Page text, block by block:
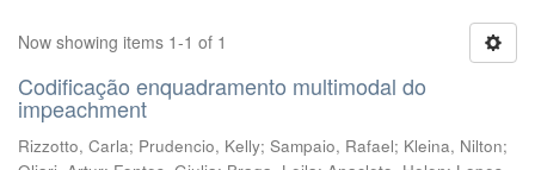
Now showing items 1-1 of 1
Codificação enquadramento multimodal do
impeachment
Rizzotto, Carla; Prudencio, Kelly; Sampaio, Rafael; Kleina, Nilton;